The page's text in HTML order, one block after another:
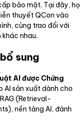
bảo mật. Tại đây, họ
thuyết QCon vào
cùng trao đổi với
nhau.
sung
AI được Chứng
AI sản xuất dành cho
(Retrieval-
nền tảng AI, đánh